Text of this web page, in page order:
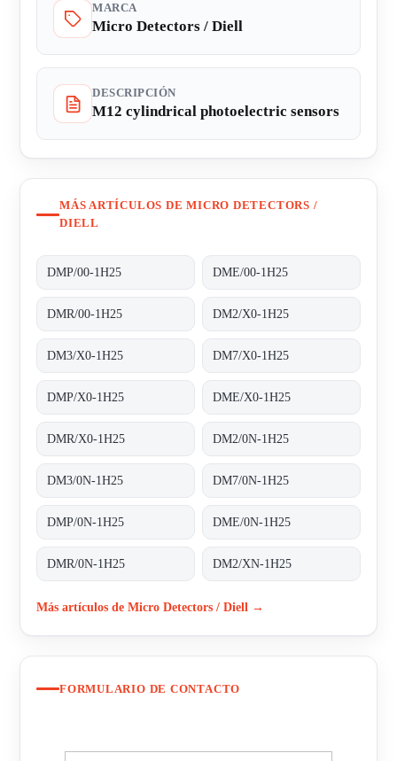
MARCA
Micro Detectors / Diell
DESCRIPCIÓN
M12 cylindrical photoelectric sensors
MÁS ARTÍCULOS DE MICRO DETECTORS /
DIELL
DMP/00-1H25 DME/00-1H25
DMR/00-1H25 DM2/X0-1H25
DM3/X0-1H25 DM7/X0-1H25
DMP/X0-1H25 DME/X0-1H25
DMR/X0-1H25 DM2/0N-1H25
DM3/0N-1H25 DM7/0N-1H25
DMP/0N-1H25 DME/0N-1H25
DMR/0N-1H25 DM2/XN-1H25
Más artículos de Micro Detectors / Diell →
FORMULARIO DE CONTACTO